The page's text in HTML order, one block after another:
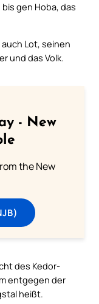
gen Hoba, das
Lot, seinen
und das Volk.
- New
the New
des Kedor-
entgegen der
heißt.